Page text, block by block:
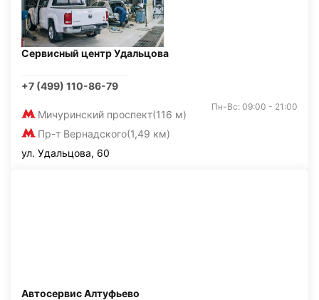
Сервисный центр Удальцова
+7 (499) 110-86-79
Мичуринский проспект(116 м)
Пр-т Вернадского(1,49 км)
Пн-Вс: 09:00 - 21:00
ул. Удальцова, 60
Автосервис Алтуфьево